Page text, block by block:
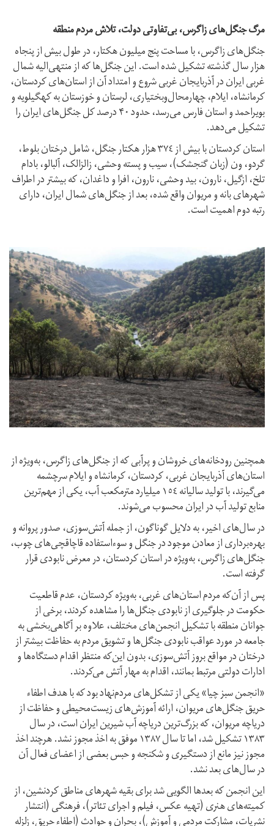
مرگ جنگل‌های زاگرس، بی‌تفاوتی دولت، تلاش مردم منطقه
جنگل‌های زاگرس، با مساحت پنج میلیون هکتار، در طول بیش از پنجاه
هزار سال گذشته تشکیل شده است. این جنگل‌ها که از منتهی‌الیه شمال
غربی ایران در آذربایجان غربی شروع و امتداد آن از استان‌های کردستان،
کرمانشاه، ایلام، چهارمحال‌و‌بختیاری، لرستان و خوزستان به کهگیلویه و
بویراحمد و استان فارس می‌رسد، حدود ۴۰ درصد کل جنگل‌های ایران را
تشکیل می‌دهد.
استان کردستان با بیش از ٣٧٤ هزار هکتار جنگل، شامل درختان بلوط،
گردو، ون (زبان گنجشک)، سیب و پسته وحشی، زالزالک، آلبالو، بادام
تلخ، ازگیل، نارون، بید وحشی، نارون، افرا و داغدان، که بیشتر در اطراف
شهرهای بانه و مریوان واقع شده، بعد از جنگل‌های شمال ایران، دارای
رتبه دوم اهمیت است.
همچنین رودخانه‌های خروشان و پر‌آبی که از جنگل‌های زاگرس، به‌ویژه از
استان‌های آذربایجان غربی، کردستان، کرمانشاه و ایلام سرچشمه
می‌گیرند، با تولید سالیانه ١٥٤ میلیارد متر‌مکعب آب، یکی از مهم‌ترین
منابع تولید آب در ایران محسوب می‌شوند.
در سال‌های اخیر، به دلایل گوناگون، از جمله آتش‌سوزی، صدور پروانه و
بهره‌برداری از معادن موجود در جنگل و سوءاستفاده قاچاقچی‌های چوب،
جنگل‌های زاگرس، به‌ویژه در استان کردستان، در معرض نابودی قرار
گرفته است.
پس از آن‌که مردم استان‌های غربی، به‌ویژه کردستان، عدم قاطعیت
حکومت در جلوگیری از نابودی جنگل‌ها را مشاهده کردند، برخی از
جوانان منطقه با تشکیل انجمن‌های مختلف، علاوه بر آگاهی‌بخشی به
جامعه در مورد عواقب نابودی جنگل‌ها و تشویق مردم به حفاظت بیشتر از
درختان در مواقع بروز آتش‌سوزی، بدون این‌که منتظر اقدام دستگاه‌ها و
ادارات دولتی مرتبط بمانند، اقدام به مهار آتش می‌کردند.
«انجمن سبز چیا» یکی از تشکل‌های مردم‌نهاد بود که با هدف اطفاء
حریق جنگل‌های مریوان، ارائه آموزش‌های زیست‌محیطی و حفاظت از
دریاچه مریوان، که بزرگ‌ترین دریاچه آب شیرین ایران است، در سال
١٣٨٣ تشکیل شد، اما تا سال ١٣٨٧ موفق به اخذ مجوز نشد. هرچند اخذ
مجوز نیز مانع از دستگیری و شکنجه و حبس بعضی از اعضای فعال آن
در سال‌های بعد نشد.
این انجمن که بعدها الگویی شد برای بقیه شهرهای مناطق کردنشین، از
کمیته‌های هنری (تهیه عکس، فیلم و اجرای تئاتر)، فرهنگی (انتشار